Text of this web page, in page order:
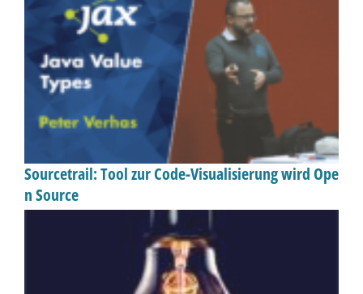
Sourcetrail: Tool zur Code-Visualisierung wird Ope
n Source